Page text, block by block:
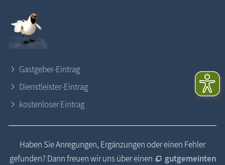
Gastgeber-Eintrag
Dienstleister-Eintrag
kostenloser Eintrag
Haben Sie Anregungen, Ergänzungen oder einen Fehler
gefunden? Dann freuen wir uns über einen
gutgemeinten